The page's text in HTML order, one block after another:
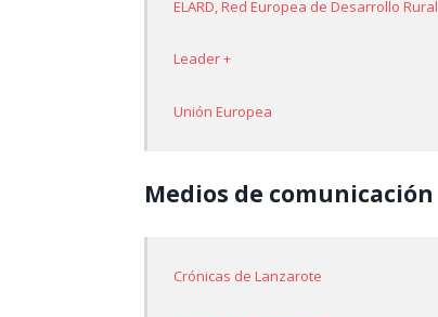
ELARD, Red Europea de Desarrollo Rural
Leader +
Unión Europea
Medios de comunicación
Crónicas de Lanzarote